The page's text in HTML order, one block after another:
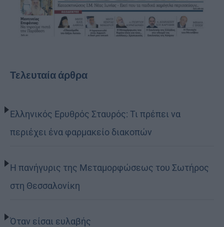
Τελευταία άρθρα
Ελληνικός Ερυθρός Σταυρός: Τι πρέπει να
περιέχει ένα φαρμακείο διακοπών
Η πανήγυρις της Μεταμορφώσεως του Σωτήρος
στη Θεσσαλονίκη
Όταν είσαι ευλαβής